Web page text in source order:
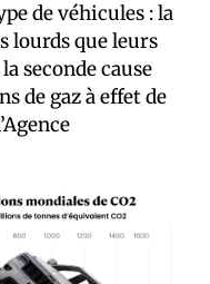
de véhicules : la
lourds que leurs
seconde cause
de gaz à effet de